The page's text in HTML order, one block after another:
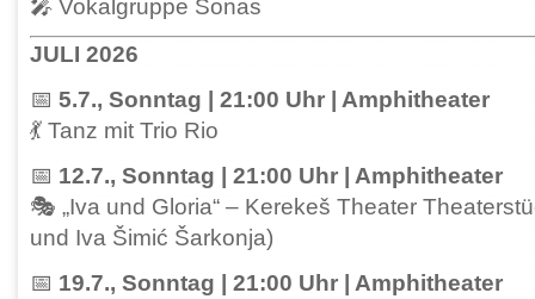
🎤 Vokalgruppe Sonas
JULI 2026
📅 5.7., Sonntag | 21:00 Uhr | Amphitheater
💃 Tanz mit Trio Rio
📅 12.7., Sonntag | 21:00 Uhr | Amphitheater
🎭 „Iva und Gloria“ – Kerekeš Theater
und Iva Šimić Šarkonja)
📅 19.7., Sonntag | 21:00 Uhr | Amphitheater